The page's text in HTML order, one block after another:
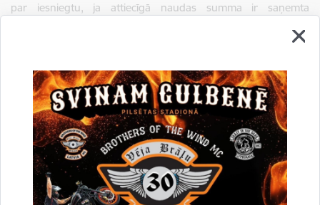
par iesniegtu, ja attiecīgā naudas summa ir saņemta
nodrošinājumu, jāsamaksā divu nedēļu laikā pēc paziņojuma
saņemšanas, ieskaitot to bezskaidras naudas norēķinu veidā
Gulbenes novada pašvaldības kontā
Nr.LV81UNLA0050019845884, AS “SEB banka”.